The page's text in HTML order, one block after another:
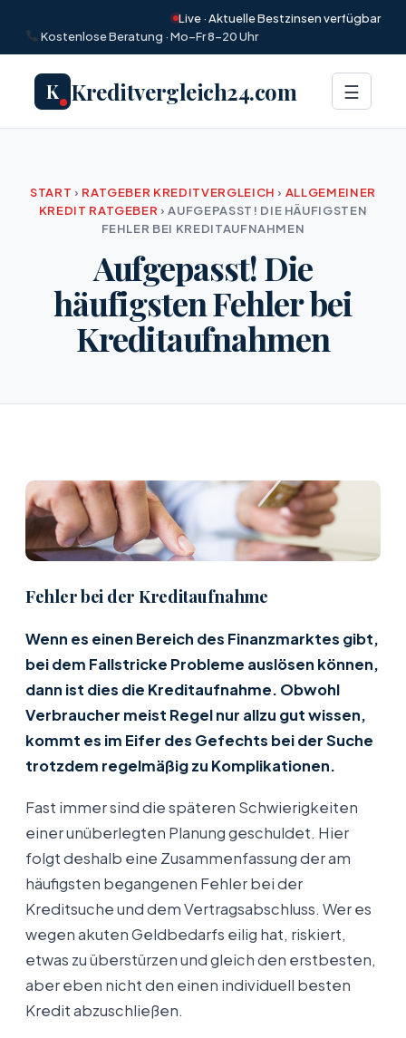
Live · Aktuelle Bestzinsen verfügbar
Kostenlose Beratung · Mo–Fr 8–20 Uhr
K Kreditvergleich24.com Menü
☰
START › RATGEBER KREDITVERGLEICH › ALLGEMEINER
KREDIT RATGEBER ›AUFGEPASST! DIE HÄUFIGSTEN
FEHLER BEI KREDITAUFNAHMEN
Aufgepasst! Die
häufigsten Fehler bei
Kreditaufnahmen
Fehler bei der Kreditaufnahme
Wenn es einen Bereich des Finanzmarktes gibt,
bei dem Fallstricke Probleme auslösen können,
dann ist dies die Kreditaufnahme. Obwohl
Verbraucher meist Regel nur allzu gut wissen,
kommt es im Eifer des Gefechts bei der Suche
trotzdem regelmäßig zu Komplikationen.
Fast immer sind die späteren Schwierigkeiten
einer unüberlegten Planung geschuldet. Hier
folgt deshalb eine Zusammenfassung der am
häufigsten begangenen Fehler bei der
Kreditsuche und dem Vertragsabschluss. Wer es
wegen akuten Geldbedarfs eilig hat, riskiert,
etwas zu überstürzen und gleich den erstbesten,
aber eben nicht den einen individuell besten
Kredit abzuschließen.